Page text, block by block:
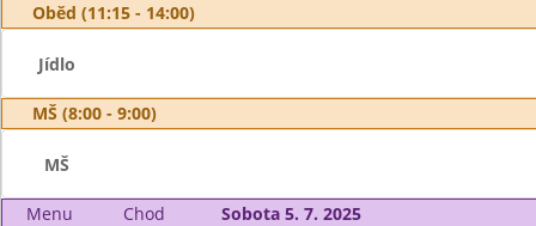
Oběd (11:15 - 14:00)
Jídlo
MŠ (8:00 - 9:00)
MŠ
Menu Chod
Sobota 5. 7. 2025